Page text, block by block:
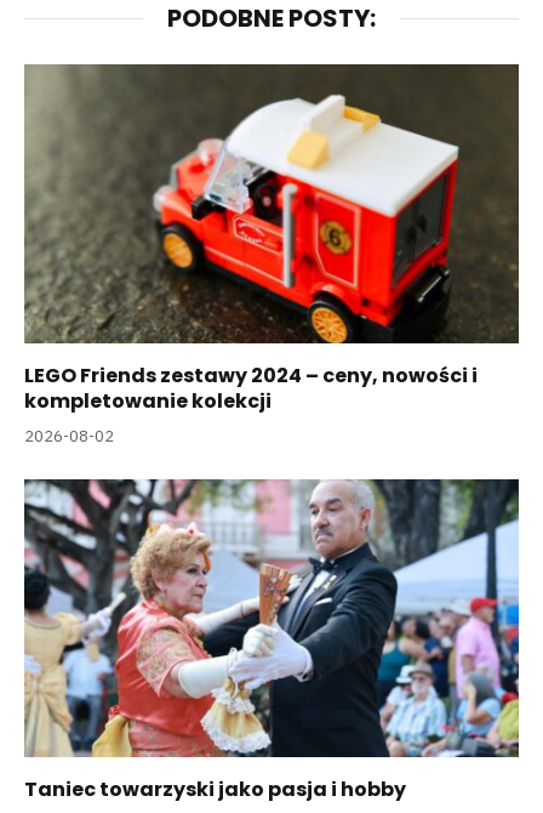
PODOBNE POSTY:
LEGO Friends zestawy 2024 – ceny, nowości i
kompletowanie kolekcji
2026-08-02
Taniec towarzyski jako pasja i hobby